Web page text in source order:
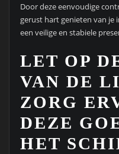
Door deze eenvoudige
gerust hart genieten van je
een veilige en stabiele
LET OP
VAN DE
ZORG
DEZE
HET